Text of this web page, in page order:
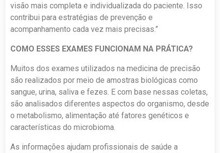
visão mais completa e individualizada do paciente. Isso
contribui para estratégias de prevenção e
acompanhamento cada vez mais precisas.”
COMO ESSES EXAMES FUNCIONAM NA PRÁTICA?
Muitos dos exames utilizados na medicina de precisão
são realizados por meio de amostras biológicas como
sangue, urina, saliva e fezes. E com base nessas coletas,
são analisados diferentes aspectos do organismo, desde
o metabolismo, alimentação até fatores genéticos e
características do microbioma.
As informações ajudam profissionais de saúde a